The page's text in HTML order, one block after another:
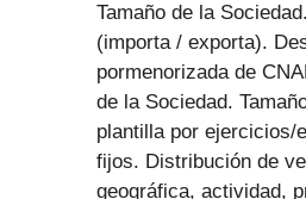
Tamaño de la
(importa / exporta).
pormenorizada de
de la Sociedad.
plantilla por ejercicios/
fijos. Distribución de
geográfica, actividad,